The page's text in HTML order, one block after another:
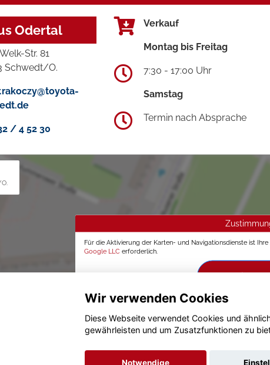
Odertal
Str. 81
Schwedt/O.
/ 4 52 30
Verkauf
Montag bis Freitag
7:30 - 17:00 Uhr
Samstag
Termin nach Absprache
Für die Aktivierung der Karten- und Navigationsdienste ist
Google LLC erforderlich.
Wir verwenden Cookies
Diese Webseite verwendet Cookies und
gewährleisten und um Zusatzfunktionen zu
Notwendige